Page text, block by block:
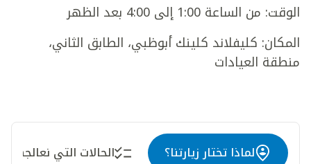
الوقت: من الساعة 1:00 إلى 4:00 بعد الظهر
المكان: كليفلاند كلينك أبوظبي، الطابق الثاني،
منطقة العيادات
لماذا تختار زيارتنا؟ الحالات التي نعالجها